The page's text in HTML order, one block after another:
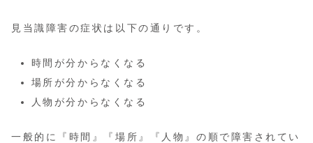
見当識障害の症状は以下の通りです。
時間が分からなくなる
場所が分からなくなる
人物が分からなくなる
一般的に『時間』『場所』『人物』の順で障害されてい